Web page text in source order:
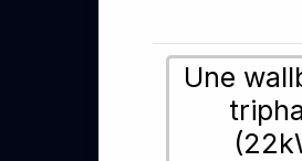
Une